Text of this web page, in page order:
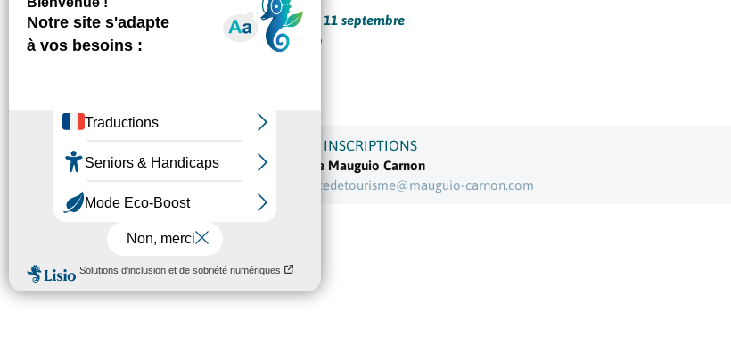
Tous les jeudis, du 3 juillet au 11 septembre
En partenariat avec leSymbo
 INFORMATIONS ET INSCRIPTIONS
Office de tourisme de Mauguio Carnon
officedetourisme@mauguio-carnon.com